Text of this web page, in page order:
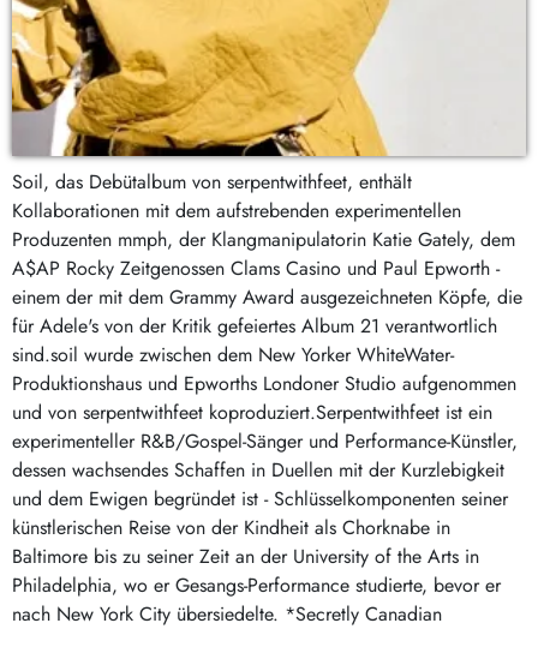
Soil, das Debütalbum von serpentwithfeet, enthält
Kollaborationen mit dem aufstrebenden experimentellen
Produzenten mmph, der Klangmanipulatorin Katie Gately, dem
A$AP Rocky Zeitgenossen Clams Casino und Paul Epworth -
einem der mit dem Grammy Award ausgezeichneten Köpfe, die
für Adele's von der Kritik gefeiertes Album 21 verantwortlich
sind.soil wurde zwischen dem New Yorker WhiteWater-
Produktionshaus und Epworths Londoner Studio aufgenommen
und von serpentwithfeet koproduziert.Serpentwithfeet ist ein
experimenteller R&B/Gospel-Sänger und Performance-Künstler,
dessen wachsendes Schaffen in Duellen mit der Kurzlebigkeit
und dem Ewigen begründet ist - Schlüsselkomponenten seiner
künstlerischen Reise von der Kindheit als Chorknabe in
Baltimore bis zu seiner Zeit an der University of the Arts in
Philadelphia, wo er Gesangs-Performance studierte, bevor er
nach New York City übersiedelte. *Secretly Canadian